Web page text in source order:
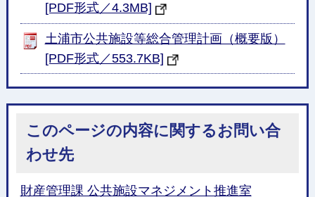
[PDF形式／4.3MB]
土浦市公共施設等総合管理計画（概要版）
[PDF形式／553.7KB]
このページの内容に関するお問い合
わせ先
財産管理課 公共施設マネジメント推進室